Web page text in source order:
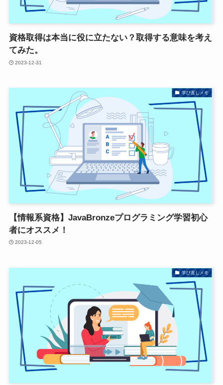
資格取得は本当に役に立たない？取得する意味を考え
てみた。
2023-12-31
学び直しメモ
【情報系資格】JavaBronzeプログラミング学習初心
者にオススメ！
2023-12-05
学び直しメモ